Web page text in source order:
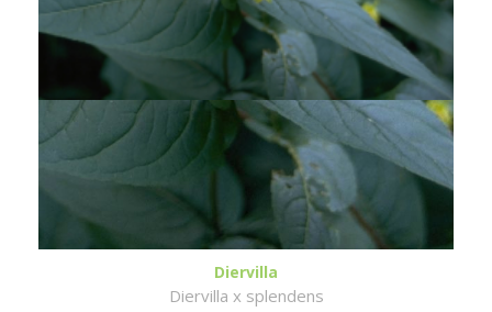
Diervilla
Diervilla x splendens